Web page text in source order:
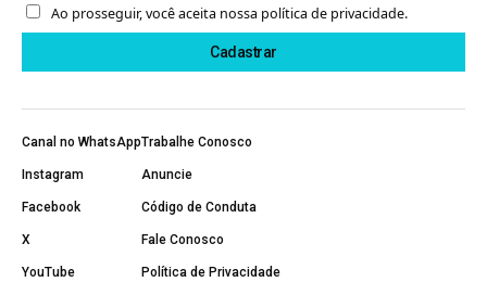
Ao prosseguir, você aceita nossa política de privacidade.
Canal no WhatsApp
Instagram
Facebook
X
YouTube
Trabalhe Conosco
Anuncie
Código de Conduta
Fale Conosco
Política de Privacidade